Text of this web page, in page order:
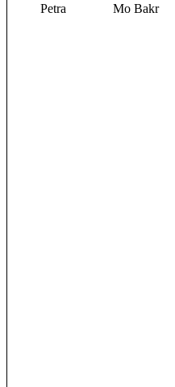
Petra Mo Bakr